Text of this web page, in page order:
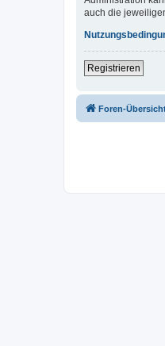
auch die
Registrieren
Foren-